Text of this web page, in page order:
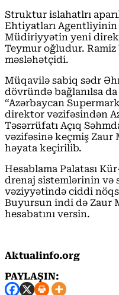
Struktur islahatlrı
Ehtiyatları
Müdiriyyətin yeni
Teymur oğludur.
məsləhətçidi.
Müqavilə sabiq sədr
dövründə bağlanılsa
“Azərbaycan
direktor vəzifəsindən
Təsərrüfatı Açıq
vəzifəsinə keçmiş
həyata keçirilib.
Hesablama Palatası
drenaj sistemlərinin və
vəziyyətində ciddi
Buyursun indi də Zaur
hesabatını versin.
Aktualinfo.org
PAYLAŞIN: